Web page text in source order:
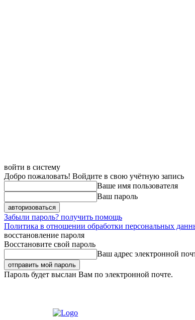
войти в систему
Добро пожаловать! Войдите в свою учётную запись
Ваше имя пользователя
Ваш пароль
Забыли пароль? получить помощь
Политика в отношении обработки персональных
восстановление пароля
Восстановите свой пароль
Ваш адрес электронной
Пароль будет выслан Вам по электронной почте.